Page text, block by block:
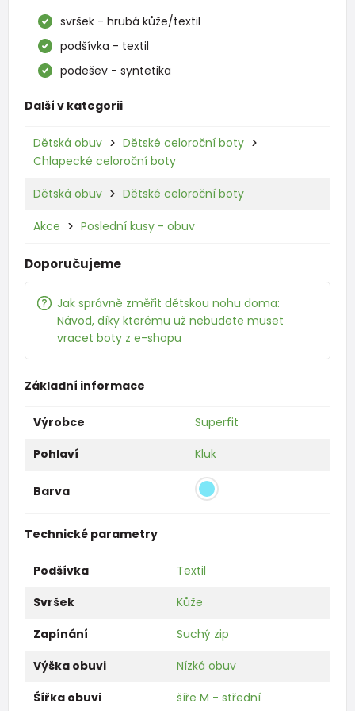
svršek - hrubá kůže/textil
podšívka - textil
podešev - syntetika
Další v kategorii
Dětská obuv
Dětské celoroční boty
Chlapecké celoroční boty
Dětská obuv Dětské celoroční boty
Akce Poslední kusy - obuv
Doporučujeme
Jak správně změřit dětskou nohu doma:
Návod, díky kterému už nebudete muset
vracet boty z e-shopu
Základní informace
Výrobce
Superfit
Pohlaví
Kluk
Barva
Technické parametry
Podšívka
Textil
Svršek
Kůže
Zapínání
Suchý zip
Výška obuvi
Nízká obuv
Šířka obuvi
šíře M - střední